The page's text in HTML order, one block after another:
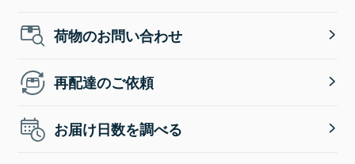
荷物のお問い合わせ
再配達のご依頼
お届け日数を調べる